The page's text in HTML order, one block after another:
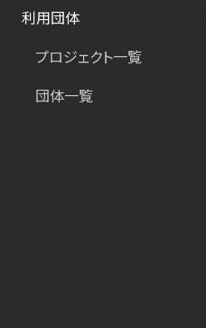
利用団体
プロジェクト一覧
団体一覧